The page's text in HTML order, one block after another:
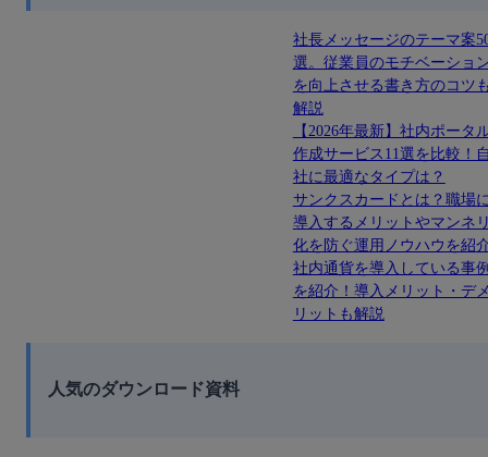
社長メッセージのテーマ案
選。従業員のモチベーショ
を向上させる書き方のコツ
解説
【2026年最新】社内ポータ
作成サービス11選を比較！
社に最適なタイプは？
サンクスカードとは？職場
導入するメリットやマンネ
化を防ぐ運用ノウハウを紹
社内通貨を導入している事
を紹介！導入メリット・デ
リットも解説
人気のダウンロード資料